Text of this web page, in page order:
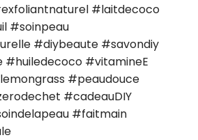
#laitdecoco
#soinpeau
#diybeaute #savondiy
#vitamineE
#peaudouce
#cadeauDIY
#faitmain